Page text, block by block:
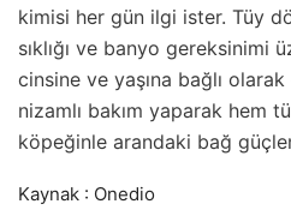
kimisi her gün ilgi ister. Tüy
sıklığı ve banyo gereksinimi
cinsine ve yaşına bağlı
nizamlı bakım yaparak hem
köpeğinle arandaki bağ
Kaynak : Onedio